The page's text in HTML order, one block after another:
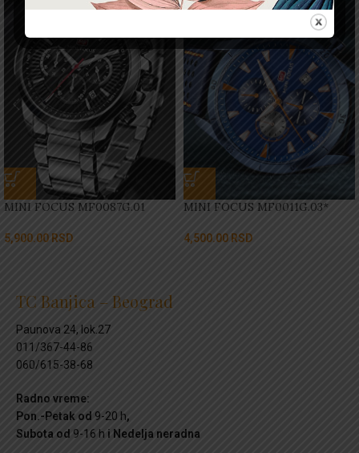
MINI FOCUS MF0087G.01
5,900.00 RSD
MINI FOCUS MF0011G.03*
4,500.00 RSD
TC Banjica – Beograd
Paunova 24, lok.27
011/367-44-86
060/615-38-68
Radno vreme:
Pon.-Petak od 9-20 h,
Subota od 9-16 h i Nedelja neradna